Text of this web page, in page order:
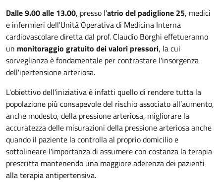
Dalle 9.00 alle 13.00, presso l'atrio del padiglione 25, medici
e infermieri dell'Unità Operativa di Medicina Interna
cardiovascolare diretta dal prof. Claudio Borghi effetueranno
un monitoraggio gratuito dei valori pressori, la cui
sorveglianza è fondamentale per contrastare l'insorgenza
dell'ipertensione arteriosa.
L'obiettivo dell'iniziativa è infatti quello di rendere tutta la
popolazione più consapevole del rischio associato all’aumento,
anche modesto, della pressione arteriosa, migliorare la
accuratezza delle misurazioni della pressione arteriosa anche
quando il paziente la controlla al proprio domicilio e
sottolineare l'importanza di assumere con costanza la terapia
prescritta mantenendo una maggiore aderenza dei pazienti
alla terapia antipertensiva.